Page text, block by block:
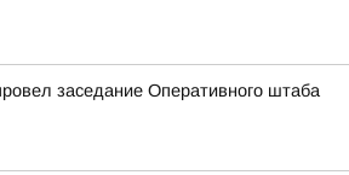
заседание Оперативного штаба